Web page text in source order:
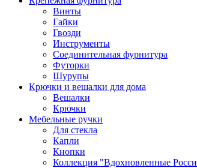
Винты
Гайки
Гвозди
Инструменты
Соединительная фурнитура
Футорки
Шурупы
Крючки и вешалки для дома
Вешалки
Крючки
Мебельные ручки
Для стекла
Капли
Кнопки
Коллекция "Вдохновленные